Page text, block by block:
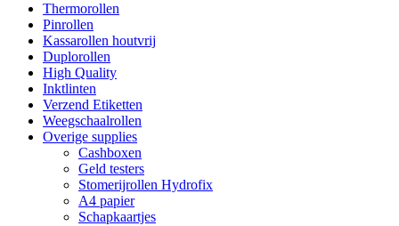
Thermorollen
Pinrollen
Kassarollen houtvrij
Duplorollen
High Quality
Inktlinten
Verzend Etiketten
Weegschaalrollen
Overige supplies
Cashboxen
Geld testers
Stomerijrollen Hydrofix
A4 papier
Schapkaartjes